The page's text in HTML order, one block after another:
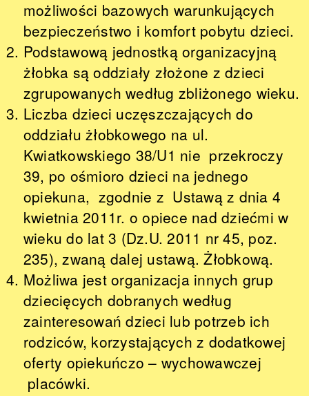
możliwości bazowych warunkujących
bezpieczeństwo i komfort pobytu dzieci.
Podstawową jednostką organizacyjną
żłobka są oddziały złożone z dzieci
zgrupowanych według zbliżonego wieku.
Liczba dzieci uczęszczających do
oddziału żłobkowego na ul.
Kwiatkowskiego 38/U1 nie przekroczy
39, po ośmioro dzieci na jednego
opiekuna, zgodnie z Ustawą z dnia 4
kwietnia 2011r. o opiece nad dziećmi w
wieku do lat 3 (Dz.U. 2011 nr 45, poz.
235), zwaną dalej ustawą. Żłobkową.
Możliwa jest organizacja innych grup
dziecięcych dobranych według
zainteresowań dzieci lub potrzeb ich
rodziców, korzystających z dodatkowej
oferty opiekuńczo – wychowawczej
placówki.